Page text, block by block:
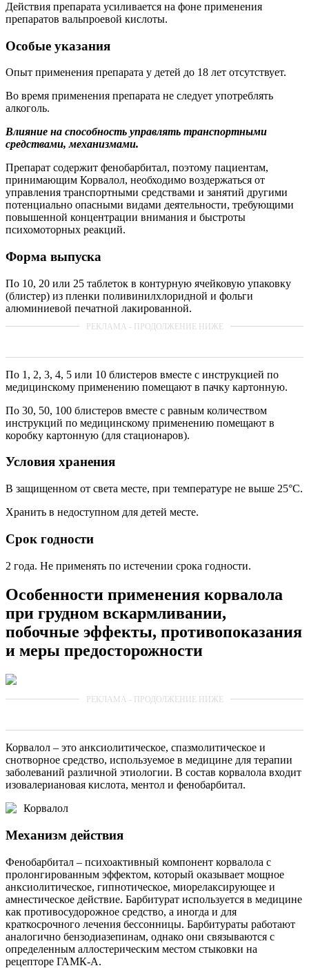
Действия препарата усиливается на фоне применения
препаратов вальпроевой кислоты.
Особые указания
Опыт применения препарата у детей до 18 лет отсутствует.
Во время применения препарата не следует употреблять
алкоголь.
Влияние на способность управлять транспортными
средствами, механизмами.
Препарат содержит фенобарбитал, поэтому пациентам,
принимающим Корвалол, необходимо воздержаться от
управления транспортными средствами и занятий другими
потенциально опасными видами деятельности, требующими
повышенной концентрации внимания и быстроты
психомоторных реакций.
Форма выпуска
По 10, 20 или 25 таблеток в контурную ячейковую упаковку
(блистер) из пленки поливинилхлоридной и фольги
алюминиевой печатной лакированной.
По 1, 2, 3, 4, 5 или 10 блистеров вместе с инструкцией по
медицинскому применению помещают в пачку картонную.
По 30, 50, 100 блистеров вместе с равным количеством
инструкций по медицинскому применению помещают в
коробку картонную (для стационаров).
Условия хранения
В защищенном от света месте, при температуре не выше 25°С.
Хранить в недоступном для детей месте.
Срок годности
2 года. Не применять по истечении срока годности.
Особенности применения корвалола
при грудном вскармливании,
побочные эффекты, противопоказания
и меры предосторожности
Корвалол – это анксиолитическое, спазмолитическое и
снотворное средство, используемое в медицине для терапии
заболеваний различной этиологии. В состав корвалола входит
изовалериановая кислота, ментол и фенобарбитал.
Корвалол
Механизм действия
Фенобарбитал – психоактивный компонент корвалола с
пролонгированным эффектом, который оказывает мощное
анксиолитическое, гипнотическое, миорелаксирующее и
амнестическое действие. Барбитурат используется в медицине
как противосудорожное средство, а иногда и для
краткосрочного лечения бессонницы. Барбитураты работают
аналогично бензодиазепинам, однако они связываются с
определенным аллостерическим местом стыковки на
рецепторе ГАМК-А.